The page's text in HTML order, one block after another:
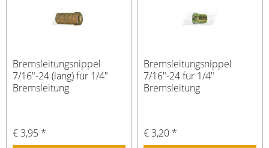
Bremsleitungsnippel
7/16"-24 (lang) für 1/4"
Bremsleitung
€ 3,95 *
Bremsleitungsnippel
7/16"-24 für 1/4"
Bremsleitung
€ 3,20 *